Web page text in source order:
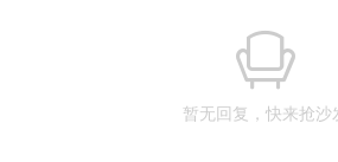
暂无回复，快来抢沙